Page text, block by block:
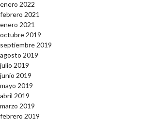
enero 2022
febrero 2021
enero 2021
octubre 2019
septiembre 2019
agosto 2019
julio 2019
junio 2019
mayo 2019
abril 2019
marzo 2019
febrero 2019